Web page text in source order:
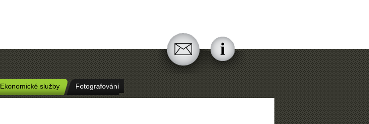
Ekonomické služby Fotografování